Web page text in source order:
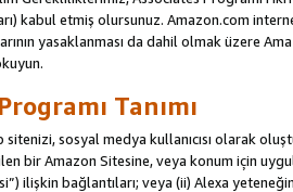
kabul etmiş olursunuz. Amazon.com
yasaklanması da dahil olmak üzere
Tanımı
sitenizi, sosyal medya kullanıcısı olarak
bir Amazon Sitesine, veya konum için
ilişkin bağlantıları; veya (ii) Alexa